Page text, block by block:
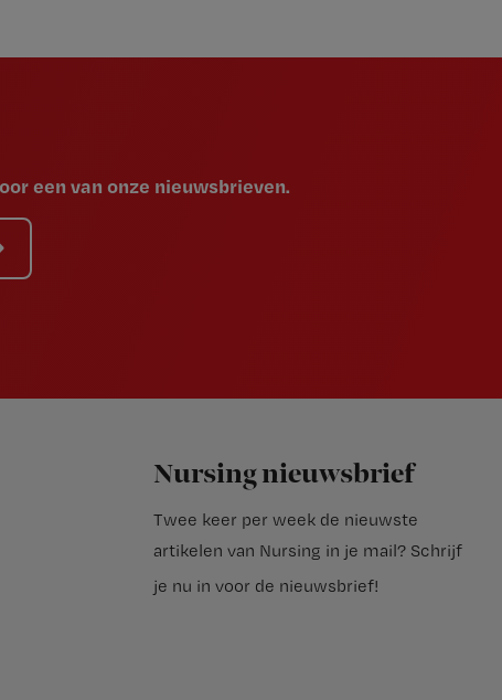
een van onze nieuwsbrieven.
Nursing nieuwsbrief
Twee keer per week de nieuwste
artikelen van Nursing in je mail? Schrijf
je nu in voor de nieuwsbrief!